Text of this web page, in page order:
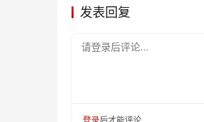
发表回复
请登录后评论...